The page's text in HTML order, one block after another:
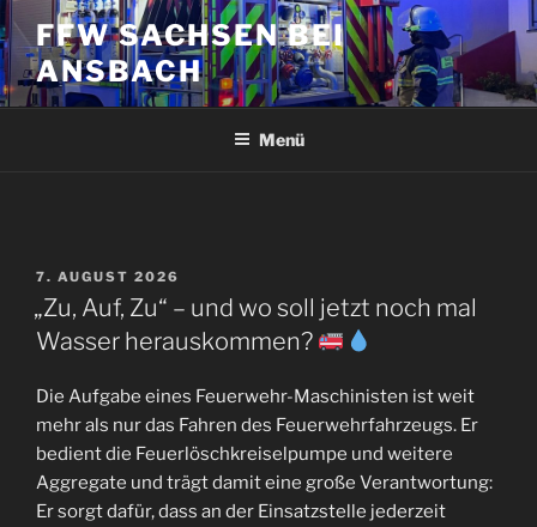
Inhalt
springen
FFW SACHSEN BEI
ANSBACH
Menü
VERÖFFENTLICHT
AM
7. AUGUST 2026
„Zu, Auf, Zu“ – und wo soll jetzt noch mal
Wasser herauskommen?
Die Aufgabe eines Feuerwehr-Maschinisten ist weit
mehr als nur das Fahren des Feuerwehrfahrzeugs. Er
bedient die Feuerlöschkreiselpumpe und weitere
Aggregate und trägt damit eine große Verantwortung:
Er sorgt dafür, dass an der Einsatzstelle jederzeit